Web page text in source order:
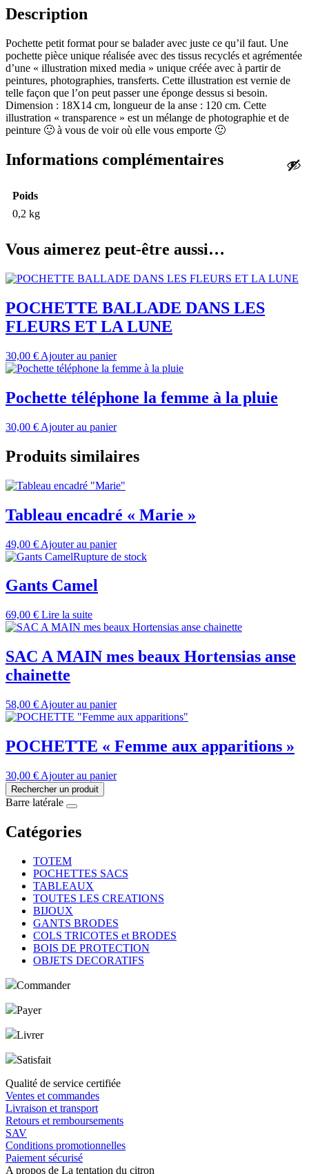
Description
Pochette petit format pour se balader avec juste ce qu’il faut. Une
pochette pièce unique réalisée avec des tissus recyclés et agrémentée
d’une « illustration mixed media » unique créée avec à partir de
peintures, photographies, transferts. Cette illustration est vernie de
telle façon que l’on peut passer une éponge dessus si besoin.
Dimension : 18X14 cm, longueur de la anse : 120 cm. Cette
illustration « transparence » est un mélange de photographie et de
peinture 🙂 à vous de voir où elle vous emporte 🙂
Informations complémentaires
Poids
0,2 kg
Vous aimerez peut-être aussi…
POCHETTE BALLADE DANS LES
FLEURS ET LA LUNE
30,00 € Ajouter au panier
Pochette téléphone la femme à la pluie
30,00 € Ajouter au panier
Produits similaires
Tableau encadré « Marie »
49,00 € Ajouter au panier
Rupture de stock
Gants Camel
69,00 € Lire la suite
SAC A MAIN mes beaux Hortensias anse
chainette
58,00 € Ajouter au panier
POCHETTE « Femme aux apparitions »
30,00 € Ajouter au panier
Rechercher un produit
Barre latérale
Catégories
TOTEM
POCHETTES SACS
TABLEAUX
TOUTES LES CREATIONS
BIJOUX
GANTS BRODES
COLS TRICOTES et BRODES
BOIS DE PROTECTION
OBJETS DECORATIFS
Commander
Payer
Livrer
Satisfait
Qualité de service certifiée
Ventes et commandes
Livraison et transport
Retours et remboursements
SAV
Conditions promotionnelles
Paiement sécurisé
A propos de La tentation du citron